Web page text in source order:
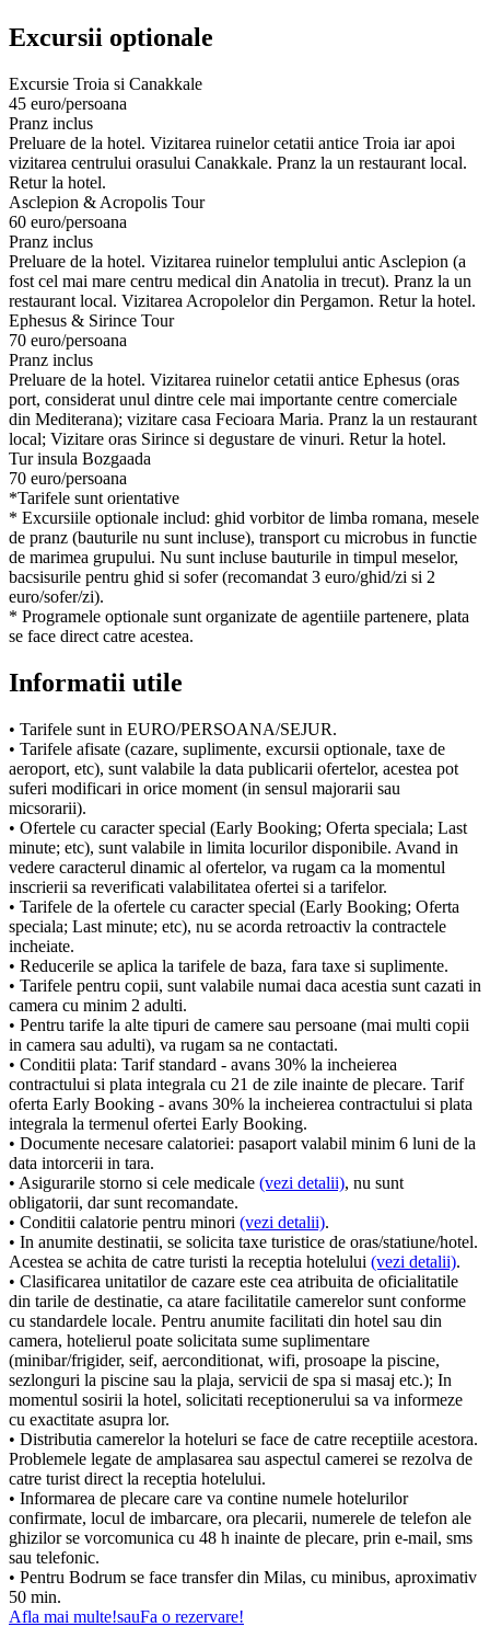
Excursii optionale
Excursie Troia si Canakkale
45 euro/persoana
Pranz inclus
Preluare de la hotel. Vizitarea ruinelor cetatii antice Troia iar apoi
vizitarea centrului orasului Canakkale. Pranz la un restaurant local.
Retur la hotel.
Asclepion & Acropolis Tour
60 euro/persoana
Pranz inclus
Preluare de la hotel. Vizitarea ruinelor templului antic Asclepion (a
fost cel mai mare centru medical din Anatolia in trecut). Pranz la un
restaurant local. Vizitarea Acropolelor din Pergamon. Retur la hotel.
Ephesus & Sirince Tour
70 euro/persoana
Pranz inclus
Preluare de la hotel. Vizitarea ruinelor cetatii antice Ephesus (oras
port, considerat unul dintre cele mai importante centre comerciale
din Mediterana); vizitare casa Fecioara Maria. Pranz la un restaurant
local; Vizitare oras Sirince si degustare de vinuri. Retur la hotel.
Tur insula Bozgaada
70 euro/persoana
*Tarifele sunt orientative
* Excursiile optionale includ: ghid vorbitor de limba romana, mesele
de pranz (bauturile nu sunt incluse), transport cu microbus in functie
de marimea grupului. Nu sunt incluse bauturile in timpul meselor,
bacsisurile pentru ghid si sofer (recomandat 3 euro/ghid/zi si 2
euro/sofer/zi).
* Programele optionale sunt organizate de agentiile partenere, plata
se face direct catre acestea.
Informatii utile
• Tarifele sunt in EURO/PERSOANA/SEJUR.
• Tarifele afisate (cazare, suplimente, excursii optionale, taxe de
aeroport, etc), sunt valabile la data publicarii ofertelor, acestea pot
suferi modificari in orice moment (in sensul majorarii sau
micsorarii).
• Ofertele cu caracter special (Early Booking; Oferta speciala; Last
minute; etc), sunt valabile in limita locurilor disponibile. Avand in
vedere caracterul dinamic al ofertelor, va rugam ca la momentul
inscrierii sa reverificati valabilitatea ofertei si a tarifelor.
• Tarifele de la ofertele cu caracter special (Early Booking; Oferta
speciala; Last minute; etc), nu se acorda retroactiv la contractele
incheiate.
• Reducerile se aplica la tarifele de baza, fara taxe si suplimente.
• Tarifele pentru copii, sunt valabile numai daca acestia sunt cazati in
camera cu minim 2 adulti.
• Pentru tarife la alte tipuri de camere sau persoane (mai multi copii
in camera sau adulti), va rugam sa ne contactati.
• Conditii plata: Tarif standard - avans 30% la incheierea
contractului si plata integrala cu 21 de zile inainte de plecare. Tarif
oferta Early Booking - avans 30% la incheierea contractului si plata
integrala la termenul ofertei Early Booking.
• Documente necesare calatoriei: pasaport valabil minim 6 luni de la
data intorcerii in tara.
• Asigurarile storno si cele medicale (vezi detalii), nu sunt
obligatorii, dar sunt recomandate.
• Conditii calatorie pentru minori (vezi detalii).
• In anumite destinatii, se solicita taxe turistice de oras/statiune/hotel.
Acestea se achita de catre turisti la receptia hotelului (vezi detalii).
• Clasificarea unitatilor de cazare este cea atribuita de oficialitatile
din tarile de destinatie, ca atare facilitatile camerelor sunt conforme
cu standardele locale. Pentru anumite facilitati din hotel sau din
camera, hotelierul poate solicitata sume suplimentare
(minibar/frigider, seif, aerconditionat, wifi, prosoape la piscine,
sezlonguri la piscine sau la plaja, servicii de spa si masaj etc.); In
momentul sosirii la hotel, solicitati receptionerului sa va informeze
cu exactitate asupra lor.
• Distributia camerelor la hoteluri se face de catre receptiile acestora.
Problemele legate de amplasarea sau aspectul camerei se rezolva de
catre turist direct la receptia hotelului.
• Informarea de plecare care va contine numele hotelurilor
confirmate, locul de imbarcare, ora plecarii, numerele de telefon ale
ghizilor se vorcomunica cu 48 h inainte de plecare, prin e-mail, sms
sau telefonic.
• Pentru Bodrum se face transfer din Milas, cu minibus, aproximativ
50 min.
Afla mai multe!sauFa o rezervare!